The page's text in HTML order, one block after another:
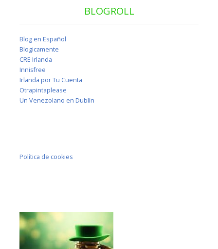
BLOGROLL
Blog en Español
Blogicamente
CRE Irlanda
Innisfree
Irlanda por Tu Cuenta
Otrapintaplease
Un Venezolano en Dublín
Política de cookies